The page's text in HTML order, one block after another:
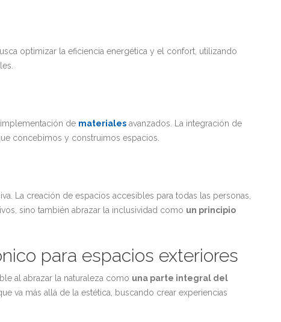
optimizar la eficiencia energética y el confort, utilizando
de materiales avanzados. La integración de
concebimos y construimos espacios.
La creación de espacios accesibles para todas las personas,
sino también abrazar la inclusividad como un principio
para espacios exteriores
al abrazar la naturaleza como una parte integral del
va más allá de la estética, buscando crear experiencias